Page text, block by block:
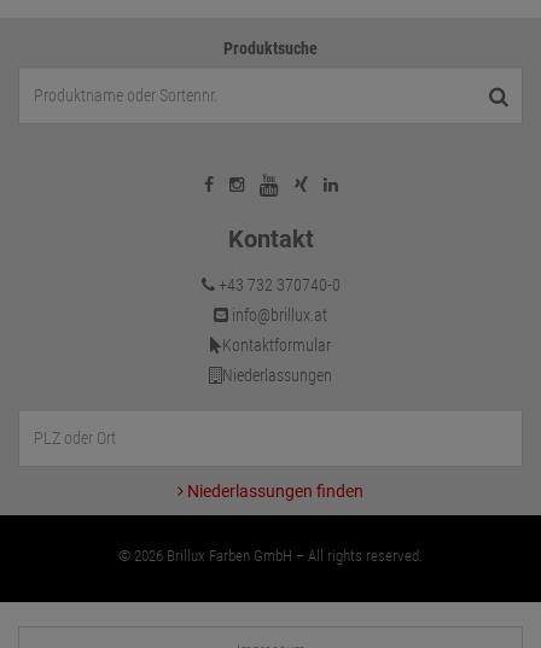
Produktsuche
Kontakt
+43 732 370740-0
info@brillux.at
Kontaktformular
Niederlassungen
Niederlassungen finden
© 2026 Brillux Farben GmbH – All rights reserved.